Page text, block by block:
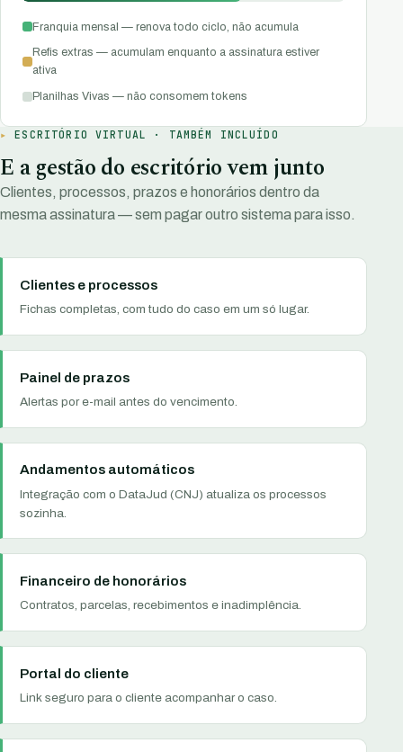
Franquia mensal — renova todo ciclo, não acumula
Refis extras — acumulam enquanto a assinatura estiver
ativa
Planilhas Vivas — não consomem tokens
ESCRITÓRIO VIRTUAL · TAMBÉM INCLUÍDO
E a gestão do escritório vem junto
Clientes, processos, prazos e honorários dentro da
mesma assinatura — sem pagar outro sistema para isso.
Clientes e processos
Fichas completas, com tudo do caso em um só lugar.
Painel de prazos
Alertas por e-mail antes do vencimento.
Andamentos automáticos
Integração com o DataJud (CNJ) atualiza os processos
sozinha.
Financeiro de honorários
Contratos, parcelas, recebimentos e inadimplência.
Portal do cliente
Link seguro para o cliente acompanhar o caso.